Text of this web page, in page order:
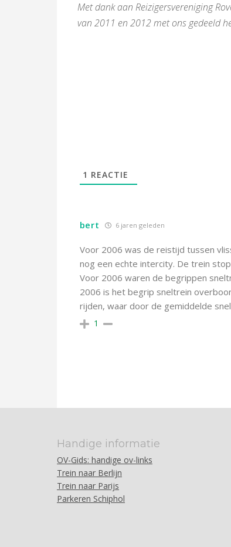
Met dank aan Reizigersvereniging
van 2011 en 2012 met ons gedeeld
1 REACTIE
bert 6 jaren geleden
Voor 2006 was de reistijd tussen
nog een echte intercity. De trein
Voor 2006 waren de begrippen
2006 is het begrip sneltrein
rijden, waar door de gemiddelde
1
Handige informatie
OV-Gids: handige ov-links
Trein naar Berlijn
Trein naar Parijs
Parkeren Schiphol